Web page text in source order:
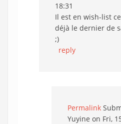
18:31
Il est en wish-list
déjà le dernier de
;)
reply
Permalink
Yuyine on Fri,